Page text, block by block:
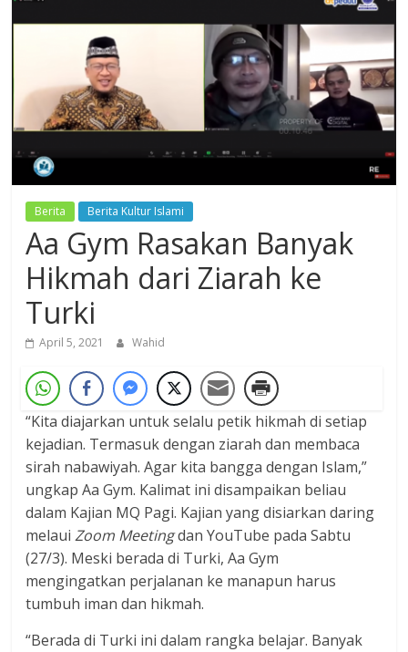
Dzikir,
Berita Berita Kultur Islami
Aa Gym Rasakan Banyak
Hikmah dari Ziarah ke
Turki
April 5, 2021 Wahid
“Kita diajarkan untuk selalu petik hikmah di setiap
kejadian. Termasuk dengan ziarah dan membaca
sirah nabawiyah. Agar kita bangga dengan Islam,”
ungkap Aa Gym. Kalimat ini disampaikan beliau
dalam Kajian MQ Pagi. Kajian yang disiarkan daring
melauiZoom Meetingdan YouTube pada Sabtu
(27/3). Meski berada di Turki, Aa Gym
mengingatkan perjalanan ke manapun harus
tumbuh iman dan hikmah.
“Berada di Turki ini dalam rangka belajar. Banyak